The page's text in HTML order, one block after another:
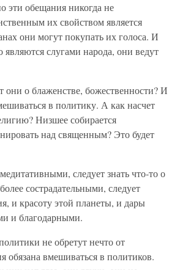
обещания никогда не
их свойством является
они могут покупать их голоса. И
слугами народа, они ведут
о блаженстве, божественности? И
в политику. А как насчет
Низшее собирается
над священным? Это будет
следует знать что-то о
сострадательными, следует
и красоту этой планеты, и дары
и благодарными.
не обретут нечто от
обязана вмешиваться в политиков.